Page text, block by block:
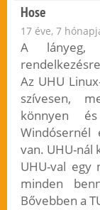
Hose
17 éve, 7
A lányeg,
Az UHU
szívesen,
könnyen
van. UHU-nál
UHU-val egy
minden
Bővebben a